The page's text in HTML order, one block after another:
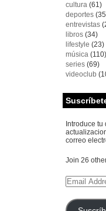
cultura(61)
deportes
entrevistas
libros(34)
lifestyle (23)
música(110)
series(69)
videoclub
Introduce
correo
Join 26
Email
Address